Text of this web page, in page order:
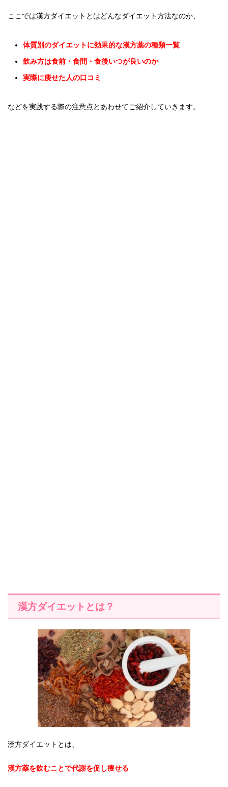
ここでは漢方ダイエットとはどんなダイエット方法なのか、
体質別のダイエットに効果的な漢方薬の種類一覧
飲み方は食前・食間・食後いつが良いのか
実際に痩せた人の口コミ
などを実践する際の注意点とあわせてご紹介していきます。
漢方ダイエットとは？
漢方ダイエットとは、
漢方薬を飲むことで代謝を促し痩せる